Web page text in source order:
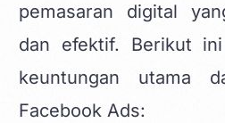
pemasaran digital
dan efektif. Berikut
keuntungan utama
Facebook Ads: